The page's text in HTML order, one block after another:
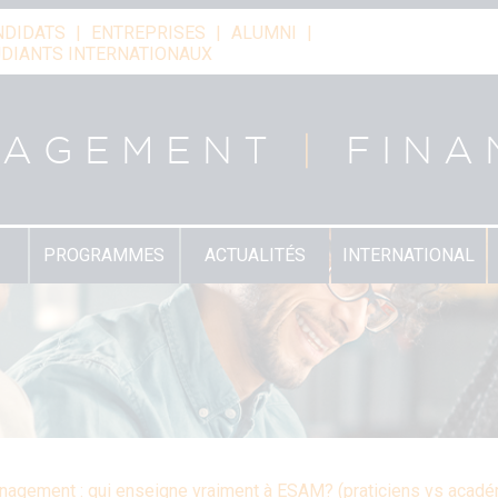
ENTREPRISES
ALUMNI
INTERNATIONAUX
PROGRAMMES ACTUALITÉS INTERNATIONAL
: qui enseigne vraiment à ESAM? (praticiens vs